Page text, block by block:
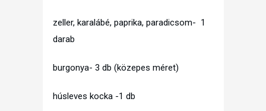
zeller, karalábé, paprika, paradicsom- 1
darab
burgonya- 3 db (közepes méret)
húsleves kocka -1 db